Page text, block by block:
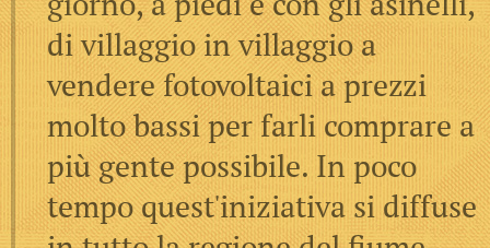
di villaggio in villaggio a
vendere fotovoltaici a prezzi
molto bassi per farli comprare a
più gente possibile. In poco
tempo quest'iniziativa si diffuse